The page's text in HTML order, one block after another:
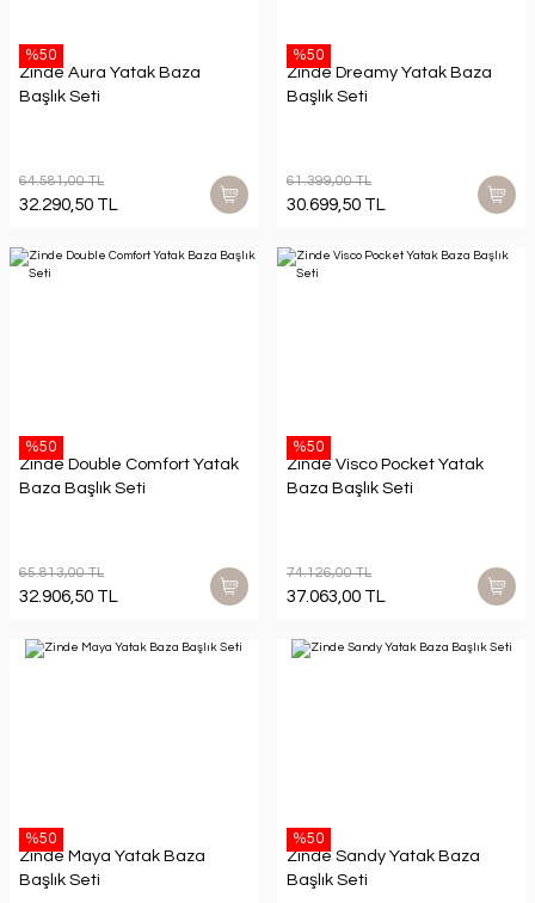
%50
Zinde Aura Yatak Baza
Başlık Seti
64.581,00 TL
32.290,50 TL
%50
Zinde Dreamy Yatak Baza
Başlık Seti
61.399,00 TL
30.699,50 TL
%50
Zinde Double Comfort Yatak
Baza Başlık Seti
65.813,00 TL
32.906,50 TL
%50
Zinde Visco Pocket Yatak
Baza Başlık Seti
74.126,00 TL
37.063,00 TL
%50
Zinde Maya Yatak Baza
Başlık Seti
%50
Zinde Sandy Yatak Baza
Başlık Seti